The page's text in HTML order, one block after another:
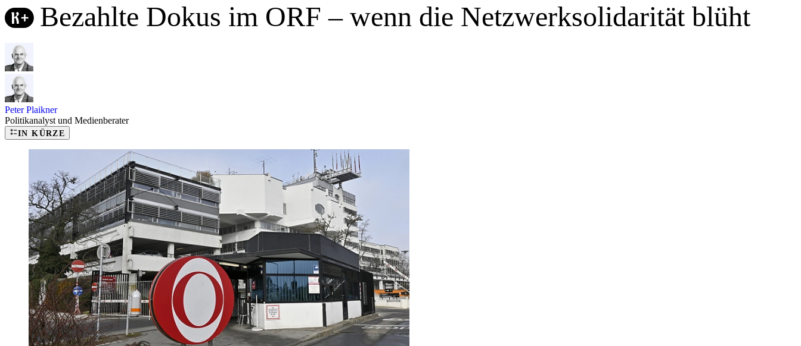
Bezahlte Dokus im ORF – wenn die Netzwerksolidarität blüht
Peter Plaikner
Politikanalyst und Medienberater
IN KÜRZE